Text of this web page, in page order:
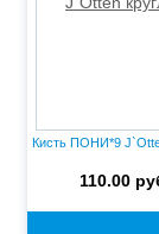
Кисть ПОНИ*9
110.00